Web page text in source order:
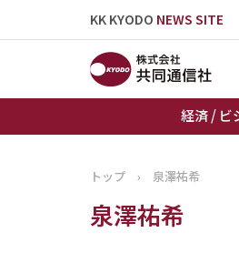
KK KYODO NEWS SITE
経済 / ビ
トップペ
お知らせ
トップ › 泉澤祐希
泉澤祐希